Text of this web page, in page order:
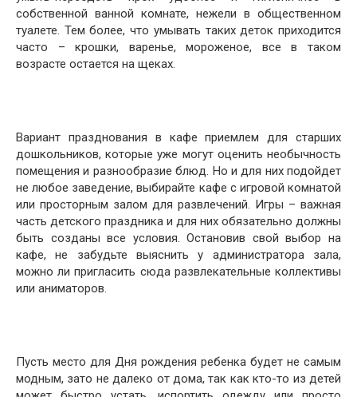
собственной ванной комнате, нежели в общественном
туалете. Тем более, что умывать таких деток приходится
часто – крошки, варенье, мороженое, все в таком
возрасте остается на щеках.
Вариант празднования в кафе приемлем для старших
дошкольников, которые уже могут оценить необычность
помещения и разнообразие блюд. Но и для них подойдет
не любое заведение, выбирайте кафе с игровой комнатой
или просторным залом для развлечений. Игры – важная
часть детского праздника и для них обязательно должны
быть созданы все условия. Остановив свой выбор на
кафе, не забудьте выяснить у администратора зала,
можно ли пригласить сюда развлекательные коллективы
или аниматоров.
Пусть место для Дня рождения ребенка будет не самым
модным, зато не далеко от дома, так как кто-то из детей